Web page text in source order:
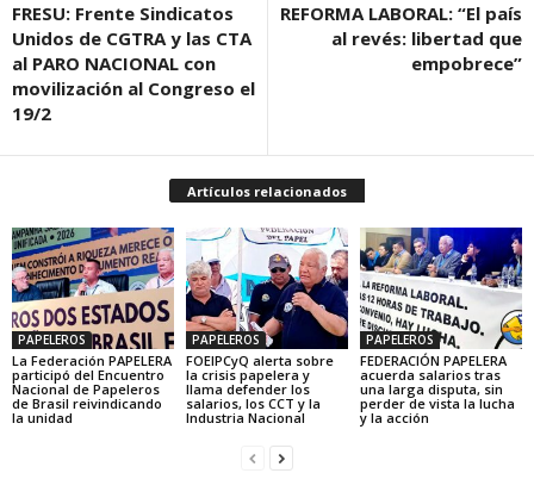
FRESU: Frente Sindicatos
Unidos de CGTRA y las CTA
al PARO NACIONAL con
movilización al Congreso el
19/2
REFORMA LABORAL: “El país
al revés: libertad que
empobrece”
Artículos relacionados
PAPELEROS
La Federación PAPELERA
participó del Encuentro
Nacional de Papeleros
de Brasil reivindicando
la unidad
PAPELEROS
FOEIPCyQ alerta sobre
la crisis papelera y
llama defender los
salarios, los CCT y la
Industria Nacional
PAPELEROS
FEDERACIÓN PAPELERA
acuerda salarios tras
una larga disputa, sin
perder de vista la lucha
y la acción